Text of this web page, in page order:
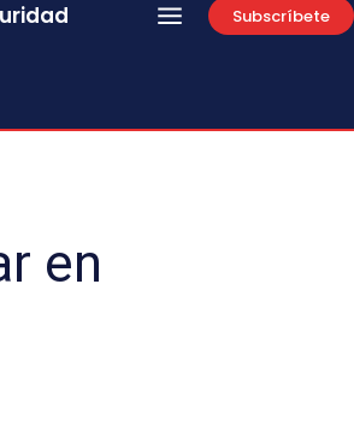
Subscríbete
en